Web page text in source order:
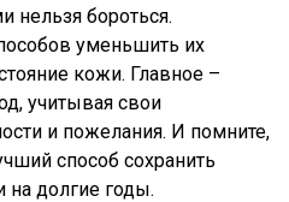
нельзя бороться.
уменьшить их
кожи. Главное –
учитывая свои
и пожелания. И помните,
способ сохранить
на долгие годы.